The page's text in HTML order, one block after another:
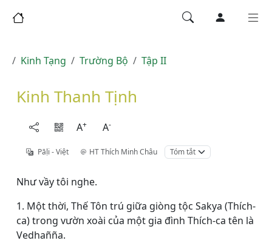
Kinh Tạng Trường Bộ Tập II
Kinh Thanh Tịnh
A+ A-
Pāḷi - Việt HT Thích Minh Châu Tóm tắt
Như vầy tôi nghe.
1. Một thời, Thế Tôn trú giữa giòng tộc Sakya (Thích-
ca) trong vườn xoài của một gia đình Thích-ca tên là
Vedhañña.